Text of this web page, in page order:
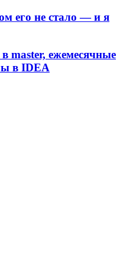
его не стало — и я
master, ежемесячные
в IDEA